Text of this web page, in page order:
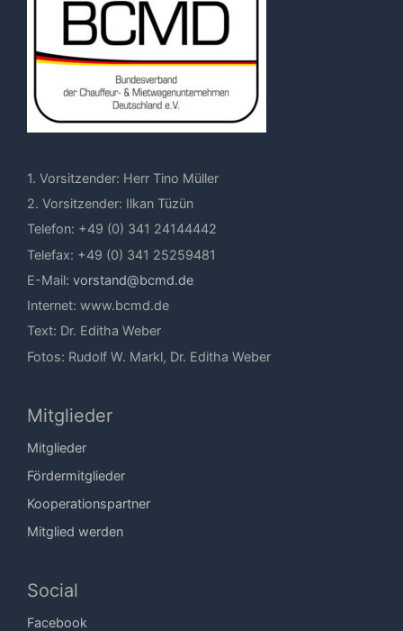
1. Vorsitzender: Herr Tino Müller
2. Vorsitzender: Ilkan Tüzün
Telefon: +49 (0) 341 24144442
Telefax: +49 (0) 341 25259481
E-Mail: vorstand@bcmd.de
Internet: www.bcmd.de
Text: Dr. Editha Weber
Fotos: Rudolf W. Markl, Dr. Editha Weber
Mitglieder
Mitglieder
Fördermitglieder
Kooperationspartner
Mitglied werden
Social
Facebook